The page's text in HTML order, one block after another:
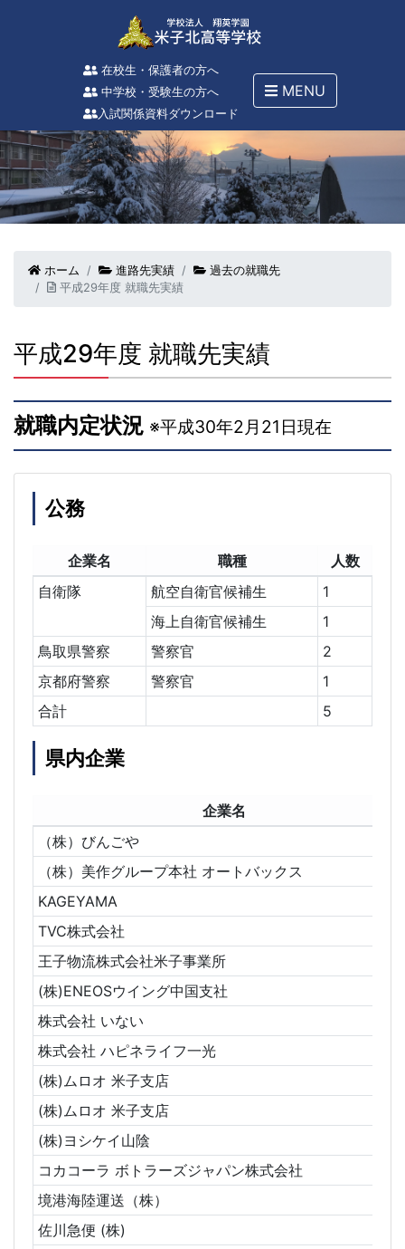
在校生・保護者の方へ
中学校・受験生の方へ
入試関係資料ダウンロード
MENU
ホーム 進路先実績
過去の就職先
平成29年度 就職先実績
平成29年度 就職先実績
就職内定状況 ※平成30年2月21日現在
公務
企業名 職種
人数
自衛隊
航空自衛官候補生
1
海上自衛官候補生
1
鳥取県警察
警察官
2
京都府警察
警察官
1
合計
5
県内企業
企業名
（株）びんごや
（株）美作グループ本社 オートバックス
KAGEYAMA
TVC株式会社
王子物流株式会社米子事業所
(株)ENEOSウイング中国支社
株式会社 いない
株式会社 ハピネライフ一光
(株)ムロオ 米子支店
(株)ムロオ 米子支店
(株)ヨシケイ山陰
コカコーラ ボトラーズジャパン株式会社
境港海陸運送（株）
佐川急便 (株)